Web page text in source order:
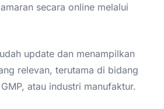
secara online melalui
update dan menampilkan
relevan, terutama di bidang
atau industri manufaktur.